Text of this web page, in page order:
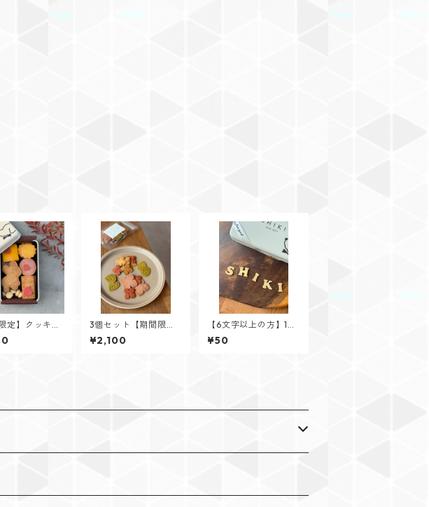
定】クッキー
3個セット【期間限
定】紫陽花クッキー
¥2,100
【6文字以上の方】1
枚〜追加分 お名前クッ
キー アルファベット
¥50